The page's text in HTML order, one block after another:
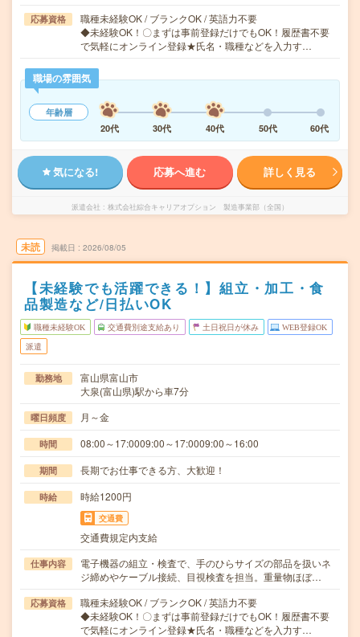
応募資格
職種未経験OK / ブランクOK / 英語力不要
◆未経験OK！〇まずは事前登録だけでもOK！履歴書不要
で気軽にオンライン登録★氏名・職種などを入力す…
職場の雰囲気
年齢層
20代
30代 40代 50代 60代
気になる! 応募へ進む 詳しく見る
派遣会社 株式会社綜合キャリアオプション 製造事業部（全国）
未読 掲載日 2026/08/05
【未経験でも活躍できる！】組立・加工・食
品製造など/日払いOK
職種未経験OK 交通費別途支給あり 土日祝日が休み WEB登録OK
派遣
勤務地
富山県富山市
大泉(富山県)駅から車7分
曜日頻度 月～金
時間 08:00～17:0009:00～17:0009:00～16:00
期間 長期でお仕事できる方、大歓迎！
時給 時給1200円
交通費
交通費規定内支給
仕事内容
電子機器の組立・検査で、手のひらサイズの部品を扱いネ
ジ締めやケーブル接続、目視検査を担当。重量物ほぼ…
応募資格
職種未経験OK / ブランクOK / 英語力不要
◆未経験OK！〇まずは事前登録だけでもOK！履歴書不要
で気軽にオンライン登録★氏名・職種などを入力す…